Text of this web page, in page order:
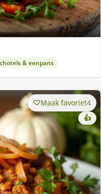
& eenpans
Maak favoriet4
👍